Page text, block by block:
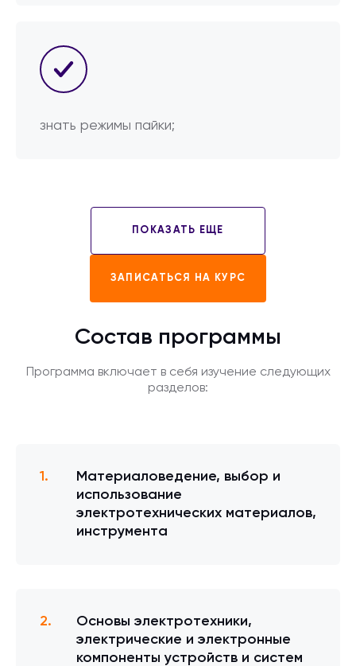
знать режимы пайки;
ПОКАЗАТЬ ЕЩЕ
ЗАПИСАТЬСЯ НА КУРС
Состав программы
Программа включает в себя изучение следующих
разделов:
Материаловедение, выбор и
использование
электротехнических материалов,
инструмента
Основы электротехники,
электрические и электронные
компоненты устройств и систем